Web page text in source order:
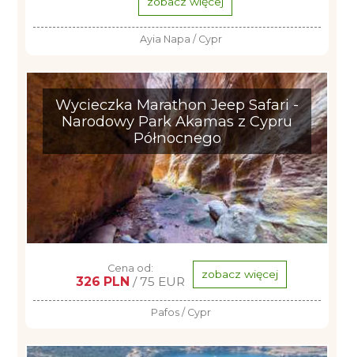
Ayia Napa / Cypr
Wycieczka Marathon Jeep Safari -
Narodowy Park Akamas z Cypru
Północnego
Cena od:
326 PLN / 75 EUR zobacz więcej
Pafos / Cypr